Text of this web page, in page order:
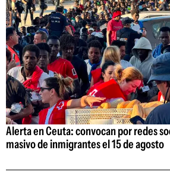
Alerta en Ceuta: convocan por redes
masivo de inmigrantes el 15 de agosto